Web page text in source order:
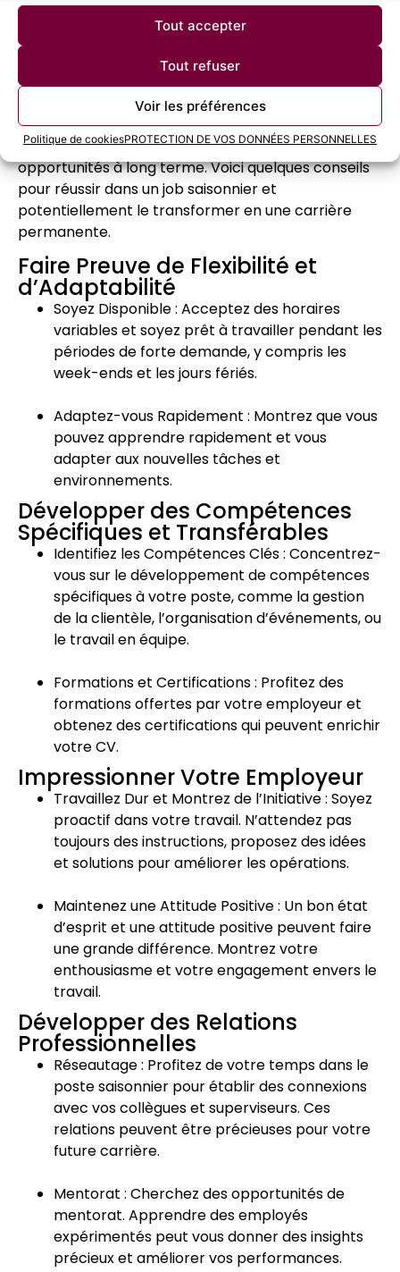
Tout accepter
Tout refuser
Voir les préférences
Politique de cookiesPROTECTION DE VOS DONNÉES PERSONNELLES
Transformer en Opportunité
Permanente
Un job saisonnier peut être plus qu’une simple
expérience temporaire. Avec les bonnes
approches, vous pouvez non seulement exceller
dans votre poste, mais aussi ouvrir la porte à des
opportunités à long terme. Voici quelques conseils
pour réussir dans un job saisonnier et
potentiellement le transformer en une carrière
permanente.
Faire Preuve de Flexibilité et
d’Adaptabilité
Soyez Disponible : Acceptez des horaires
variables et soyez prêt à travailler pendant les
périodes de forte demande, y compris les
week-ends et les jours fériés.
Adaptez-vous Rapidement : Montrez que vous
pouvez apprendre rapidement et vous
adapter aux nouvelles tâches et
environnements.
Développer des Compétences
Spécifiques et Transférables
Identifiez les Compétences Clés : Concentrez-
vous sur le développement de compétences
spécifiques à votre poste, comme la gestion
de la clientèle, l’organisation d’événements, ou
le travail en équipe.
Formations et Certifications : Profitez des
formations offertes par votre employeur et
obtenez des certifications qui peuvent enrichir
votre CV.
Impressionner Votre Employeur
Travaillez Dur et Montrez de l’Initiative : Soyez
proactif dans votre travail. N’attendez pas
toujours des instructions, proposez des idées
et solutions pour améliorer les opérations.
Maintenez une Attitude Positive : Un bon état
d’esprit et une attitude positive peuvent faire
une grande différence. Montrez votre
enthousiasme et votre engagement envers le
travail.
Développer des Relations
Professionnelles
Réseautage : Profitez de votre temps dans le
poste saisonnier pour établir des connexions
avec vos collègues et superviseurs. Ces
relations peuvent être précieuses pour votre
future carrière.
Mentorat : Cherchez des opportunités de
mentorat. Apprendre des employés
expérimentés peut vous donner des insights
précieux et améliorer vos performances.